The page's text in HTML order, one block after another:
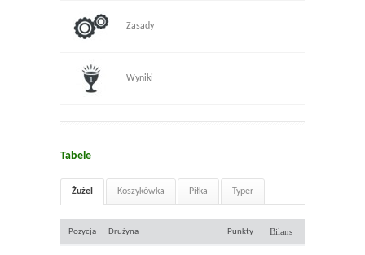
Zasady
Wyniki
Tabele
Żużel Koszykówka Piłka Typer
Pozycja Drużyna Punkty Bilans